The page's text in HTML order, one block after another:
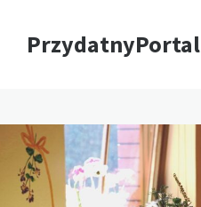
PrzydatnyPortal